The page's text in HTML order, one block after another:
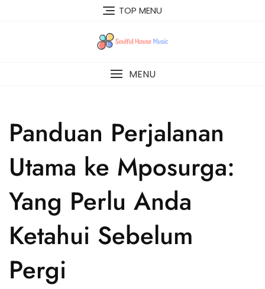
TOP MENU
MENU
Panduan Perjalanan
Utama ke Mposurga:
Yang Perlu Anda
Ketahui Sebelum
Pergi